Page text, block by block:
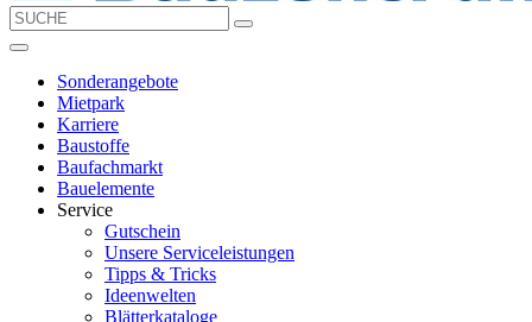
Sonderangebote
Mietpark
Karriere
Baustoffe
Baufachmarkt
Bauelemente
Service
Gutschein
Unsere Serviceleistungen
Tipps & Tricks
Ideenwelten
Blätterkataloge